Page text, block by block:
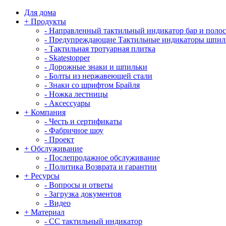
Для дома
+ Продукты
- Направленный тактильный индикатор бар и
- Предупреждающие Тактильные индикаторы
- Тактильная тротуарная плитка
- Skatestopper
- Дорожные знаки и шпильки
- Болты из нержавеющей стали
- Знаки со шрифтом Брайля
- Ножка лестницы
- Аксессуары
+ Компания
- Честь и сертификаты
- Фабричное шоу
- Проект
+ Обслуживание
- Послепродажное обслуживание
- Политика Возврата и гарантии
+ Ресурсы
- Вопросы и ответы
- Загрузка документов
- Видео
+ Материал
- СС тактильный индикатор